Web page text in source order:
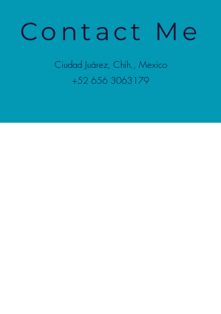
Contact Me
Ciudad Juárez, Chih., Mexico
+52 656 3063179